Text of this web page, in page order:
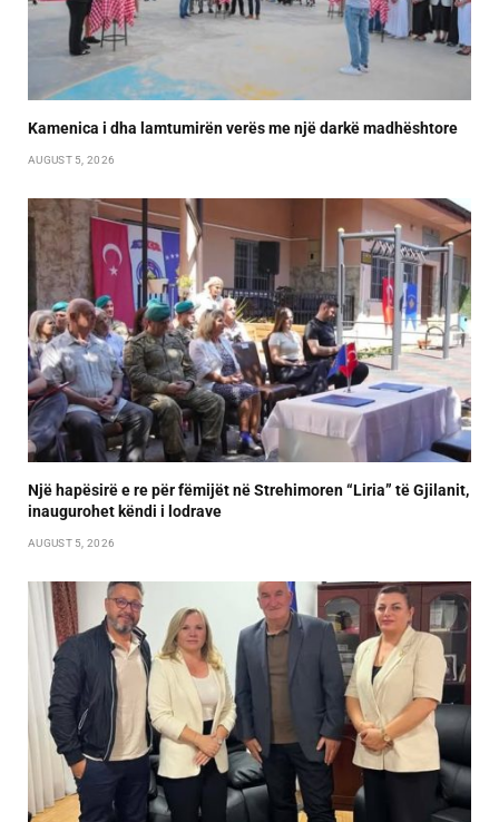
Kamenica i dha lamtumirën verës me një darkë madhështore
AUGUST 5, 2026
Një hapësirë e re për fëmijët në Strehimoren “Liria” të Gjilanit,
inaugurohet këndi i lodrave
AUGUST 5, 2026